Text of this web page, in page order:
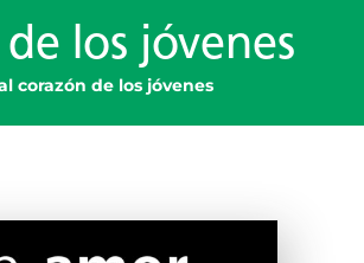
los jóvenes
corazón de los jóvenes